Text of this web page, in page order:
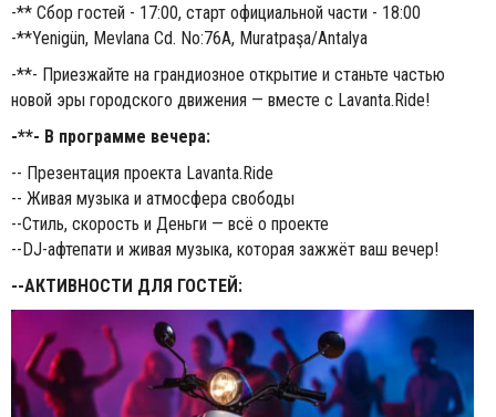
-** Сбор гостей - 17:00, старт официальной части - 18:00
-**Yenigün, Mevlana Cd. No:76A, Muratpaşa/Antalya
-**- Приезжайте на грандиозное открытие и станьте частью
новой эры городского движения — вместе с Lavanta.Ride!
-**- В программе вечера:
-- Презентация проекта Lavanta.Ride
-- Живая музыка и атмосфера свободы
--Стиль, скорость и Деньги — всё о проекте
--DJ-афтепати и живая музыка, которая зажжёт ваш вечер!
--АКТИВНОСТИ ДЛЯ ГОСТЕЙ: